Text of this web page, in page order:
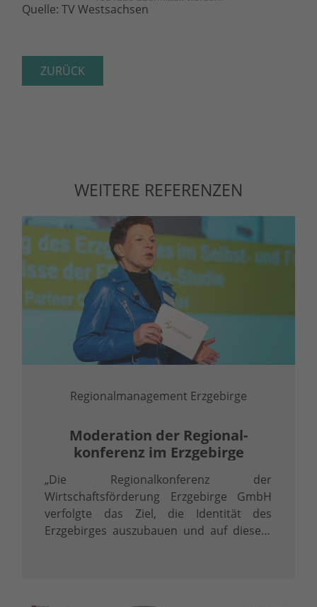
Quelle: TV Westsachsen
ZURÜCK
WEITERE REFERENZEN
Regionalmanagement Erzgebirge
Moderation der Regional­
konferenz im Erzgebirge
„Die Regionalkonferenz der
Wirtschaftsförderung Erzgebirge GmbH
verfolgte das Ziel, die Identität des
Erzgebirges auszubauen und auf diesem